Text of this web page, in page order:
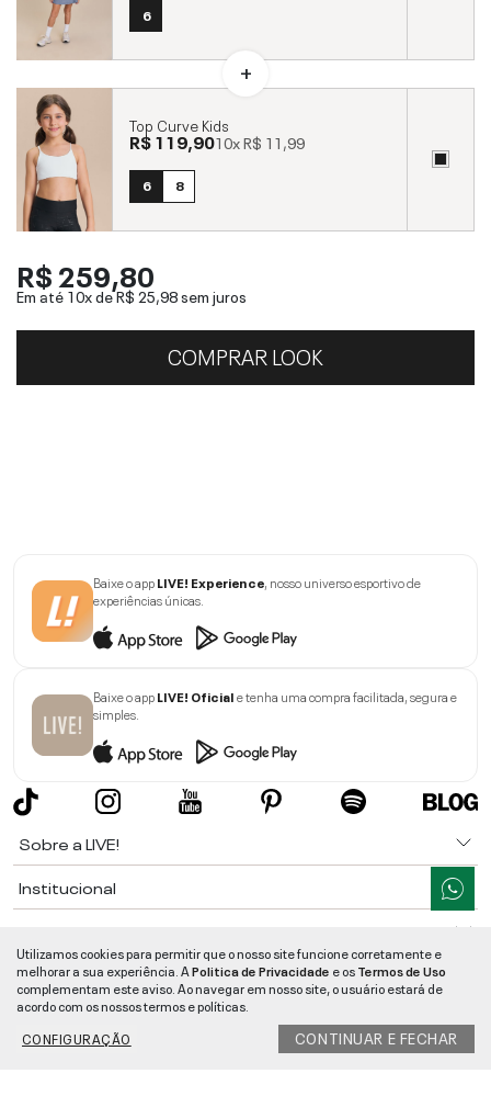
6
Top Curve Kids
R$ 119,9010xR$ 11,99
6 8
R$ 259,80
Em até 10x deR$ 25,98sem juros
COMPRAR LOOK
Baixe o appLIVE! Experience , nosso universo esportivo de
experiências únicas.
Baixe o appLIVE! Oficiale tenha uma compra facilitada, segura e
simples.
Sobre a LIVE!
Institucional
Ajuda
Segurança e Qualidade
LIVE!©2026- TODOS OS DIREITOS RESERVADOS -RUA MANOEL FRANCISCO
Utilizamos cookies para permitir que o nosso site funcione corretamente e
melhorar a sua experiência. APolitica de Privacidade e osTermos de Uso
complementam este aviso. Ao navegar em nosso site, o usuário estará de
acordo com os nossos termos e políticas.
CONFIGURAÇÃO
CONTINUAR E FECHAR